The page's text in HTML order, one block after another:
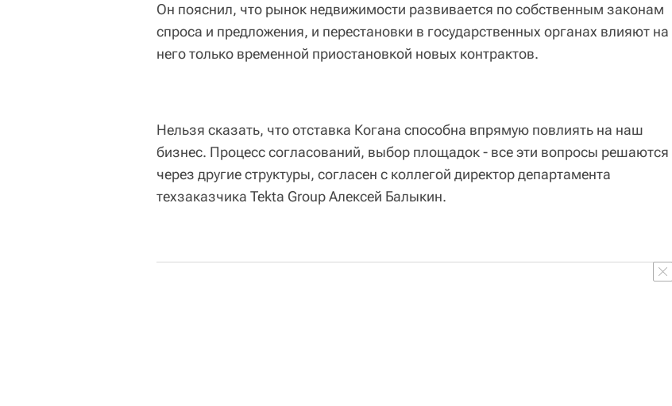
Он пояснил, что рынок недвижимости развивается по собственным законам
спроса и предложения, и перестановки в государственных органах влияют на
него только временной приостановкой новых контрактов.
Нельзя сказать, что отставка Когана способна впрямую повлиять на наш
бизнес. Процесс согласований, выбор площадок - все эти вопросы решаются
через другие структуры, согласен с коллегой директор департамента
техзаказчика Tekta Group Алексей Балыкин.